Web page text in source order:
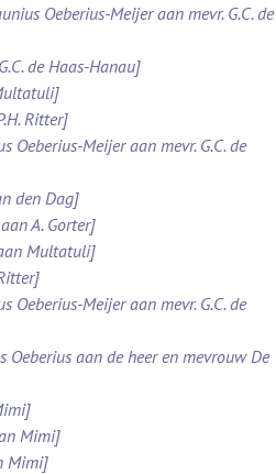
Oeberius-Meijer aan mevr. G.C. de
de Haas-Hanau]
Ritter]
Oeberius-Meijer aan mevr. G.C. de
den Dag]
A. Gorter]
Multatuli]
Oeberius-Meijer aan mevr. G.C. de
Oeberius aan de heer en mevrouw De
Mimi]
Mimi]